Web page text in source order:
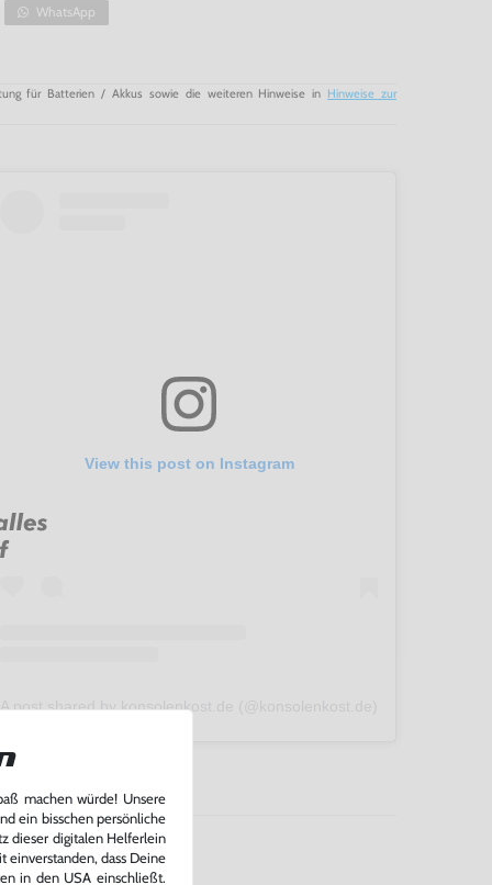
WhatsApp
für Batterien / Akkus sowie die weiteren Hinweise in Hinweise zur
View this post on Instagram
A post shared by konsolenkost.de (@konsolenkost.de)
machen würde! Unsere
ein bisschen persönliche
dieser digitalen Helferlein
einverstanden, dass Deine
in den USA einschließt.